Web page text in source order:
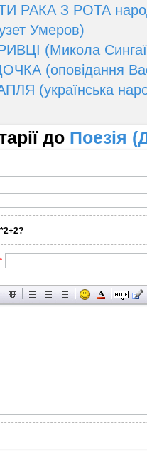
РАКА З РОТА
Умеров)
(Микола
(оповідання
(українська
до Поезія
*